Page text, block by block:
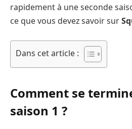
rapidement à une seconde
ce que vous devez savoir sur
Dans cet article :
Comment se
saison 1 ?